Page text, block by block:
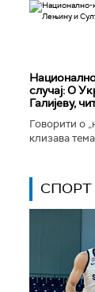
случај: О
Галијеву,
Говорити о
клизава
СПОРТ